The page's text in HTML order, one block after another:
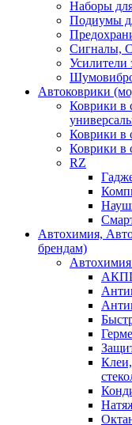
Наборы
Подиумы
Сигналы,
Усилители
Автоковрики
Коврики в
Коврики в
Коврики в
RZ
Автохимия,
брендам)